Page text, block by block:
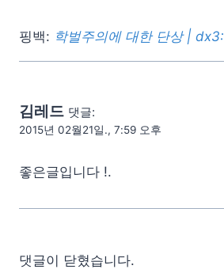
핑백: 학벌주의에 대한 단상 | dx3:
김레드 댓글:
2015년 02월21일., 7:59 오후
좋은글입니다 !.
댓글이 닫혔습니다.